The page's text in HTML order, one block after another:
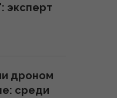
эксперт
дроном
среди